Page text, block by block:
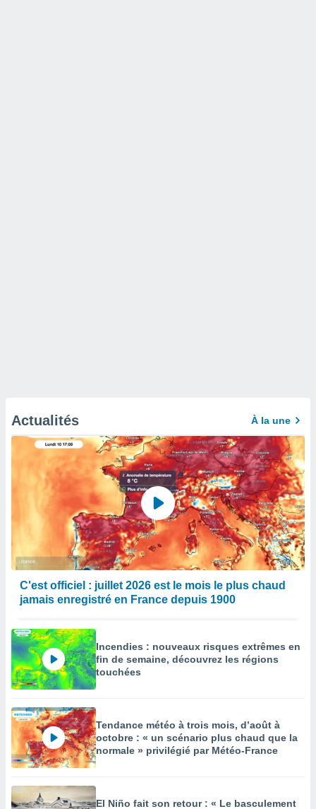
Actualités À la une
C'est officiel : juillet 2026 est le mois le plus chaud
jamais enregistré en France depuis 1900
Incendies : nouveaux risques extrêmes en
fin de semaine, découvrez les régions
touchées
Tendance météo à trois mois, d’août à
octobre : « un scénario plus chaud que la
normale » privilégié par Météo-France
El Niño fait son retour : « Le basculement